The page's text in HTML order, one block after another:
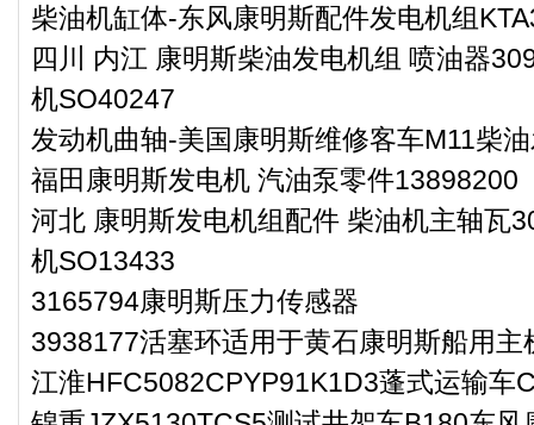
柴油机缸体-东风康明斯配件发电机组
四川 内江 康明斯柴油发电机组 喷油器
机SO40247
发动机曲轴-美国康明斯维修客车M11柴
福田康明斯发电机 汽油泵零件13898200
河北 康明斯发电机组配件 柴油机主轴瓦
机SO13433
3165794康明斯压力传感器
3938177活塞环适用于黄石康明斯船用主
江淮HFC5082CPYP91K1D3蓬式运输车